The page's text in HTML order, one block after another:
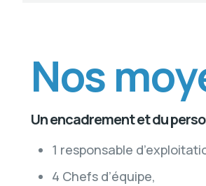
Nos
Un encadrement et du
1 responsable
4 Chefs d’équipe,